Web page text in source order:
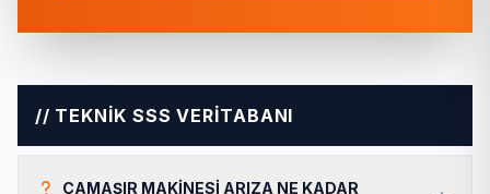
// TEKNİK SSS VERİTABANI
ÇAMAŞIR MAKINESI ARIZA NE KADAR